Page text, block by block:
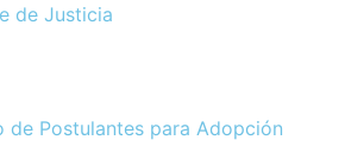
de Justicia
de Postulantes para Adopción